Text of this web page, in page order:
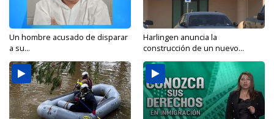
Un hombre acusado de disparar
a su...
Harlingen anuncia la
construcción de un nuevo...